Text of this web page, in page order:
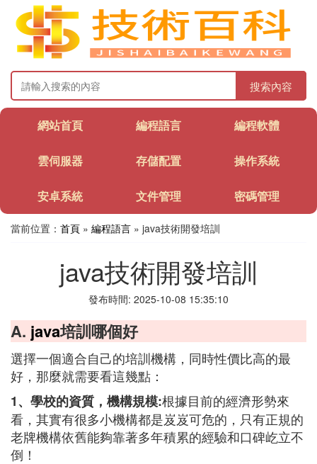
搜索內容
網站首頁 編程語言 編程軟體
雲伺服器 存儲配置 操作系統
安卓系統 文件管理 密碼管理
當前位置： 首頁 » 編程語言 » java技術開發培訓
java技術開發培訓
發布時間: 2025-10-08 15:35:10
A. java培訓哪個好
選擇一個適合自己的培訓機構，同時性價比高的最
好，那麼就需要看這幾點：
1、學校的資質，機構規模:根據目前的經濟形勢來
看，其實有很多小機構都是岌岌可危的，只有正規的
老牌機構依舊能夠靠著多年積累的經驗和口碑屹立不
倒！